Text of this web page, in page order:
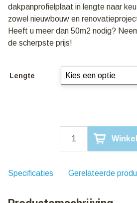
dakpanprofielplaat in lengte naar
zowel nieuwbouw en
Heeft u meer dan 50m2 nodig?
de scherpste prijs!
Lengte
Dakpanprofielplaat
40mm
Specificaties Gerelateerde